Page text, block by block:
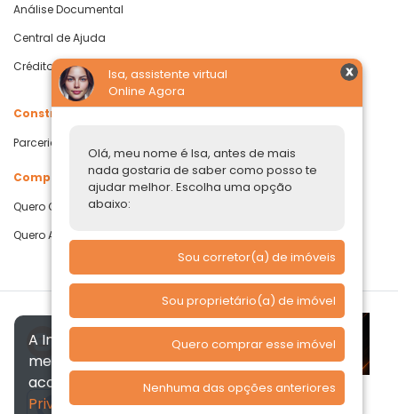
Isa, assistente virtual
Online Agora
Olá, meu nome é Isa, antes de mais
nada gostaria de saber como posso te
ajudar melhor. Escolha uma opção
abaixo:
Sou corretor(a) de imóveis
Sou proprietário(a) de imóvel
Quero comprar esse imóvel
Nenhuma das opções anteriores
Análise Documental
Central de Ajuda
Crédito com Garantia de Imóvel
Construtoras
Parcerias Imobiliárias
Comprar ou alugar
Quero Comprar
Quero Alugar
Verificada por
A Imóvelp utiliza cookies para
melhorar a sua experiência, de
acordo com a nossaPolítica de
Privacidade, ao continuar